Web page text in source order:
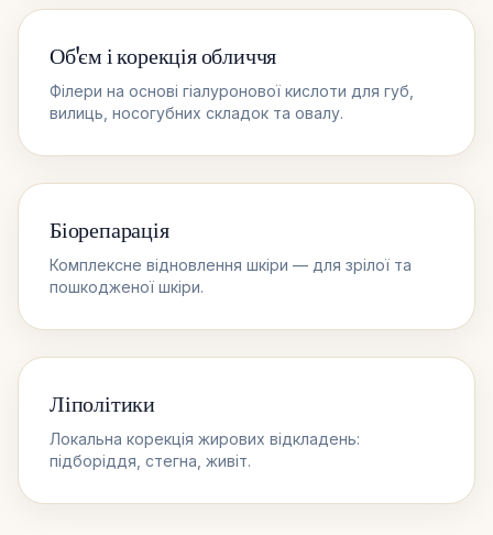
Об'єм і корекція обличчя
Філери на основі гіалуронової кислоти для губ,
вилиць, носогубних складок та овалу.
Біорепарація
Комплексне відновлення шкіри — для зрілої та
пошкодженої шкіри.
Ліполітики
Локальна корекція жирових відкладень:
підборіддя, стегна, живіт.